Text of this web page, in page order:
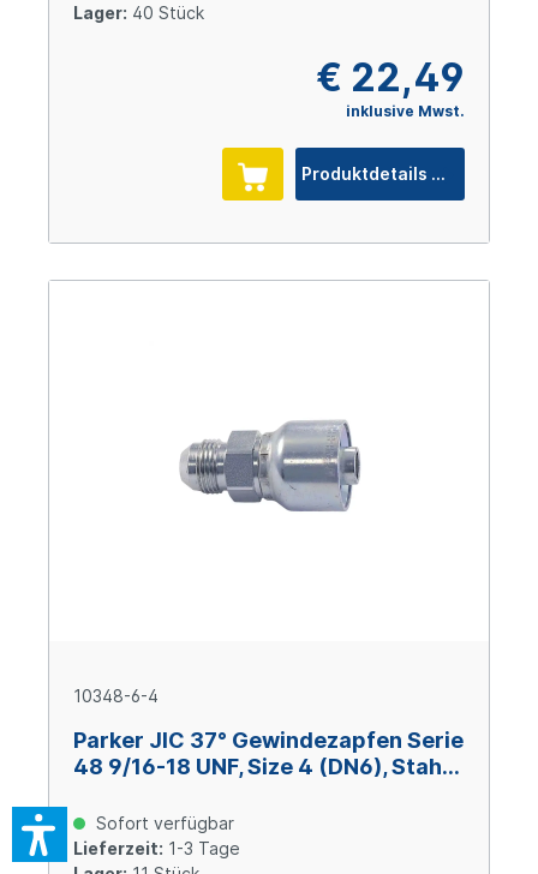
Lager: 40 Stück
€ 22,49
inklusive Mwst.
Produktdetails
10348-6-4
Parker JIC 37° Gewindezapfen Serie
48 9/16-18 UNF, Size 4 (DN6), Stahl
Sofort verfügbar
Lieferzeit: 1-3 Tage